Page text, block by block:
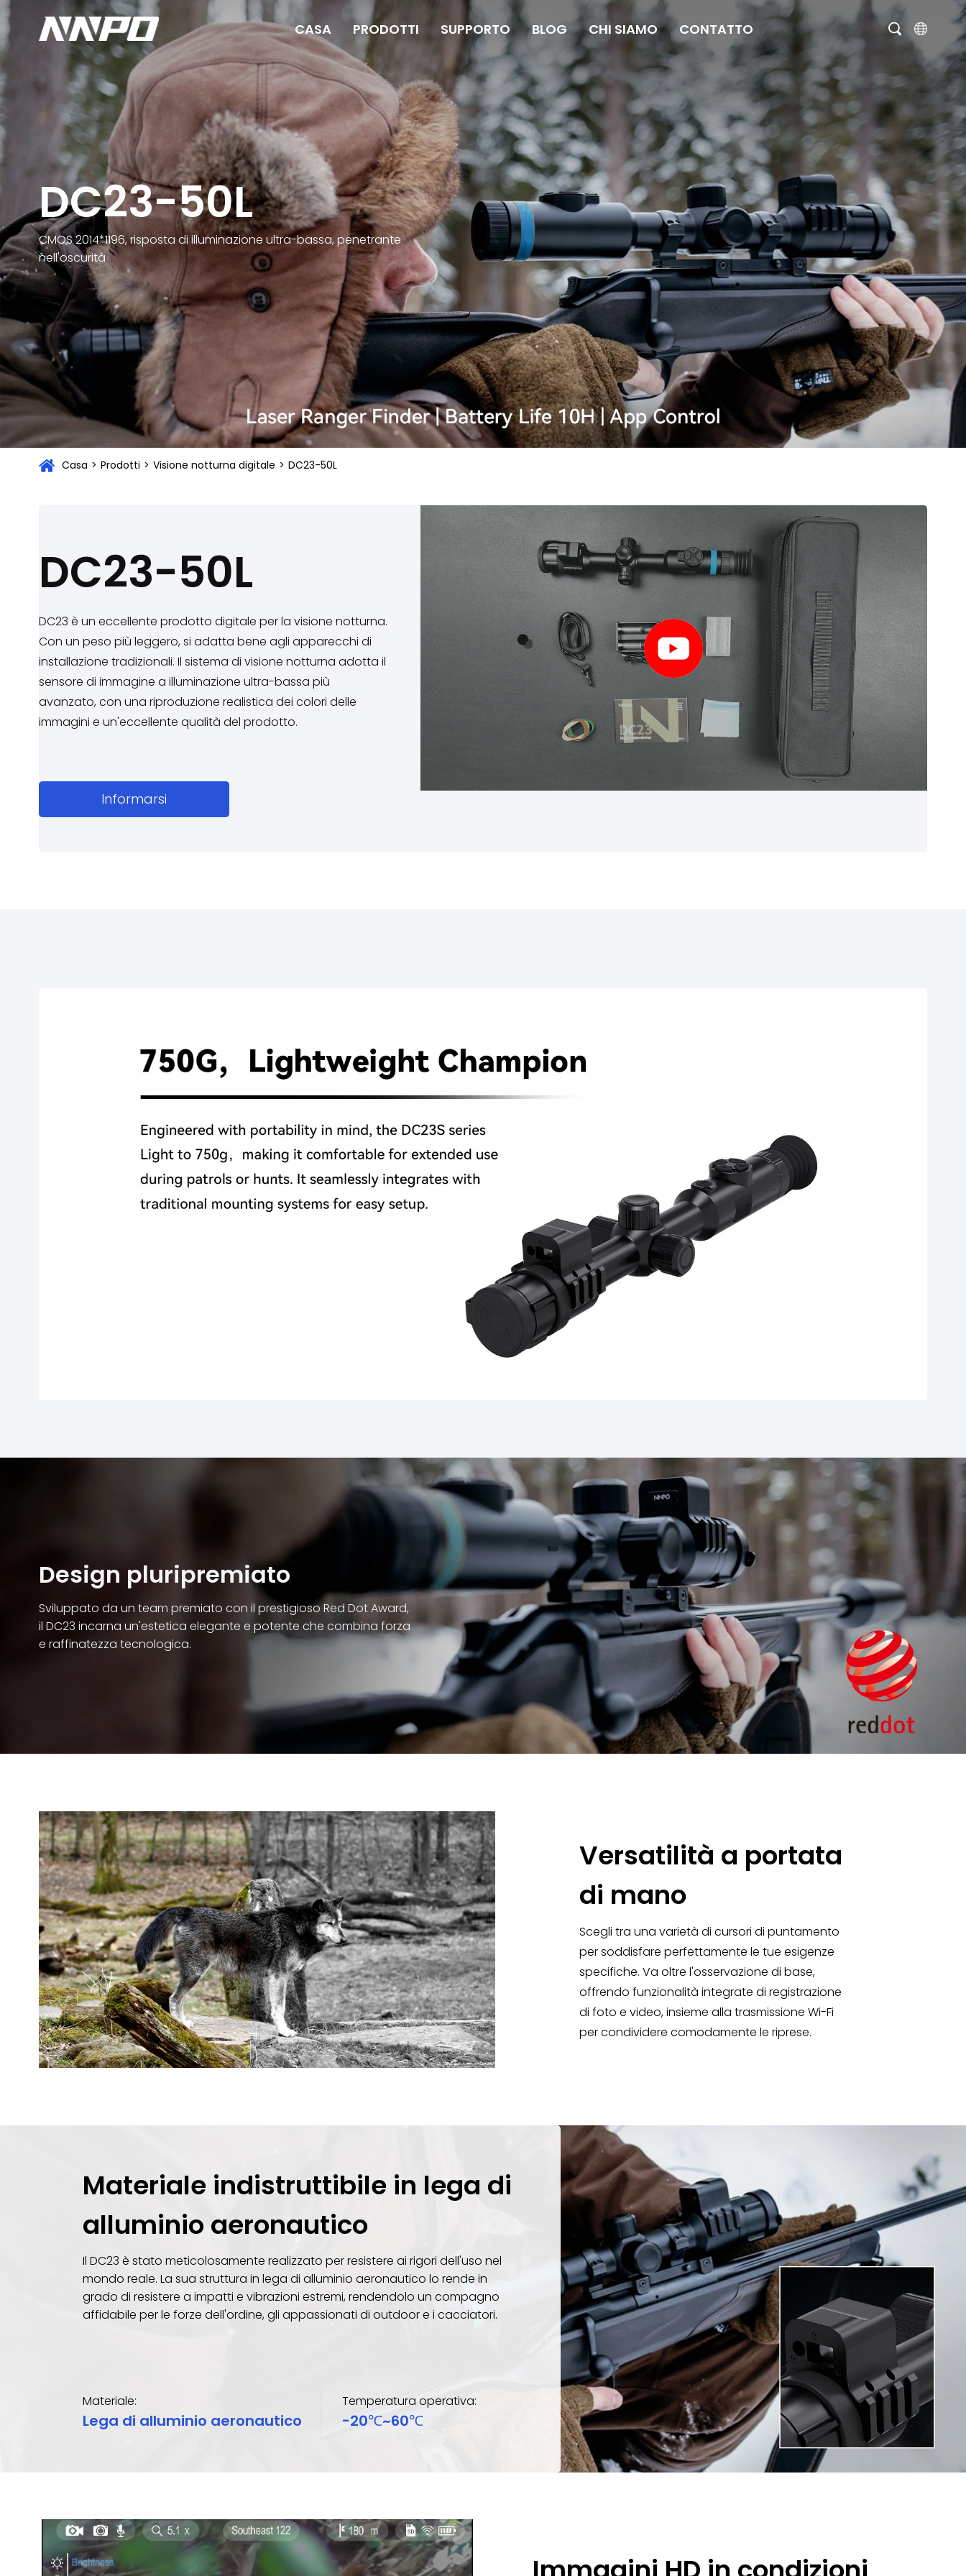
CASA PRODOTTI SUPPORTO BLOG CHI SIAMO CONTATTO
English
čeština
Deutsch
Français
Italiano
Português
Brasil
Русский
slovenský
Español
DC23-50L
CMOS 2014*1196, risposta di illuminazione ultra-bassa, penetrante
nell'oscurità
Casa > Prodotti > Visione notturna digitale > DC23-50L
DC23-50L
DC23 è un eccellente prodotto digitale per la visione notturna.
Con un peso più leggero, si adatta bene agli apparecchi di
installazione tradizionali. Il sistema di visione notturna adotta il
sensore di immagine a illuminazione ultra-bassa più
avanzato, con una riproduzione realistica dei colori delle
immagini e un'eccellente qualità del prodotto.
Informarsi
Design pluripremiato
Sviluppato da un team premiato con il prestigioso Red Dot Award,
il DC23 incarna un'estetica elegante e potente che combina forza
e raffinatezza tecnologica.
Versatilità a portata
di mano
Scegli tra una varietà di cursori di puntamento
per soddisfare perfettamente le tue esigenze
specifiche. Va oltre l'osservazione di base,
offrendo funzionalità integrate di registrazione
di foto e video, insieme alla trasmissione Wi-Fi
per condividere comodamente le riprese.
Materiale indistruttibile in lega di
alluminio aeronautico
Il DC23 è stato meticolosamente realizzato per resistere ai rigori dell'uso nel
mondo reale. La sua struttura in lega di alluminio aeronautico lo rende in
grado di resistere a impatti e vibrazioni estremi, rendendolo un compagno
affidabile per le forze dell'ordine, gli appassionati di outdoor e i cacciatori.
Materiale:
Lega di alluminio aeronautico
Temperatura operativa:
-20℃~60℃